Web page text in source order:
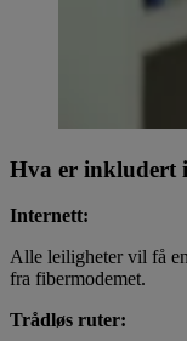
Hva er inkludert
Internett:
Alle leiligheter vil få
fra fibermodemet.
Trådløs ruter: